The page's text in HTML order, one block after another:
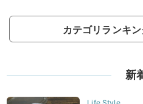
カテゴリランキ
新